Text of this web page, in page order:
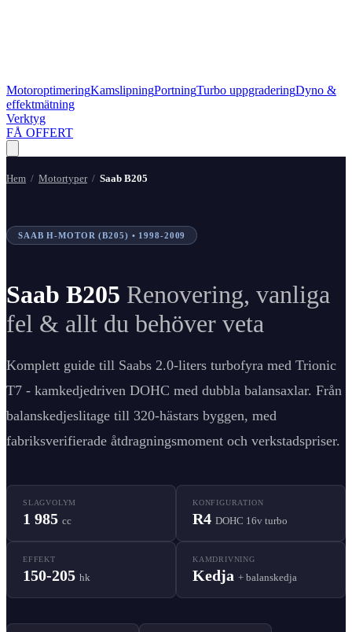
MotoroptimeringKamslipningPortningTurbo uppgraderingDyno &
effektmätning
Verktyg
FÅ OFFERT
Hem / Motortyper / Saab B205
SAAB H-MOTOR (B205) • 1998-2009
Saab B205 Renovering, vanliga
fel & allt du behöver veta
Komplett guide till Saabs 2.0-liters turbofyra med Trionic
T7 - kamkedjedriven DOHC med dubbla balansaxlar. Från
balanskedjeslitage till 320-hästars byggen, med
fabriksverifierade åtdragningsmoment och verkstadspriser.
SLAGVOLYM
1 985 cc
KONFIGURATION
R4 DOHC 16v turbo
EFFEKT
150-205 hk
KAMDRIVNING
Kedja + balanskedja